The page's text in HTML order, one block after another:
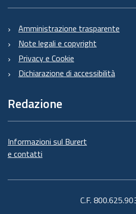
Amministrazione trasparente
Note legali e copyright
Privacy e Cookie
Dichiarazione di accessibilità
Redazione
Informazioni sul Burert
e contatti
C.F.